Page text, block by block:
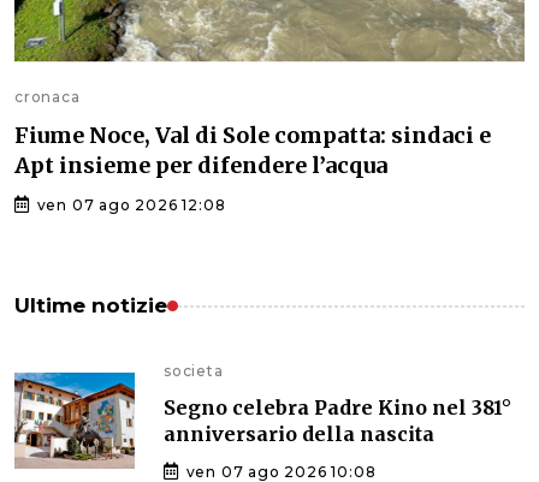
cronaca
Fiume Noce, Val di Sole compatta: sindaci e
Apt insieme per difendere l’acqua
ven 07 ago 2026 12:08
Ultime notizie
societa
Segno celebra Padre Kino nel 381°
anniversario della nascita
ven 07 ago 2026 10:08